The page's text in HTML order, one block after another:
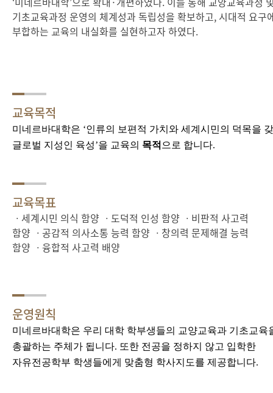
기초교육과정 운영의 체계성과 독립성을 확보하고, 시대적 요구
부합하는 교육의 내실화를 실현하고자 하였다.
교육목적
미네르바대학은 ‘인류의 보편적 가치와 세계시민의 덕목을
글로벌 지성인 육성’을 교육의 목적 으로 합니다.
교육목표
ㆍ세계시민 의식 함양 ㆍ도덕적 인성 함양 ㆍ비판적 사고력
함양 ㆍ공감적 의사소통 능력 함양 ㆍ창의력 문제해결 능력
함양 ㆍ융합적 사고력 배양
운영원칙
미네르바대학은 우리 대학 학부생들의 교양교육과 기초교육
총괄하는 주체가 됩니다. 또한 전공을 정하지 않고 입학한
자유전공학부 학생들에게 맞춤형 학사지도를 제공합니다.